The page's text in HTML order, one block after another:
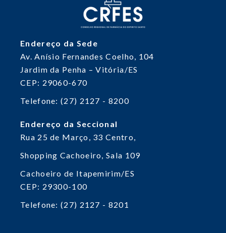
Endereço da Sede
Av. Anísio Fernandes Coelho, 104
Jardim da Penha – Vitória/ES
CEP: 29060-670
Telefone: (27) 2127 - 8200
Endereço da Seccional
Rua 25 de Março, 33Centro,
Shopping Cachoeiro, Sala 109
Cachoeiro de Itapemirim/ES
CEP: 29300-100
Telefone: (27) 2127 - 8201